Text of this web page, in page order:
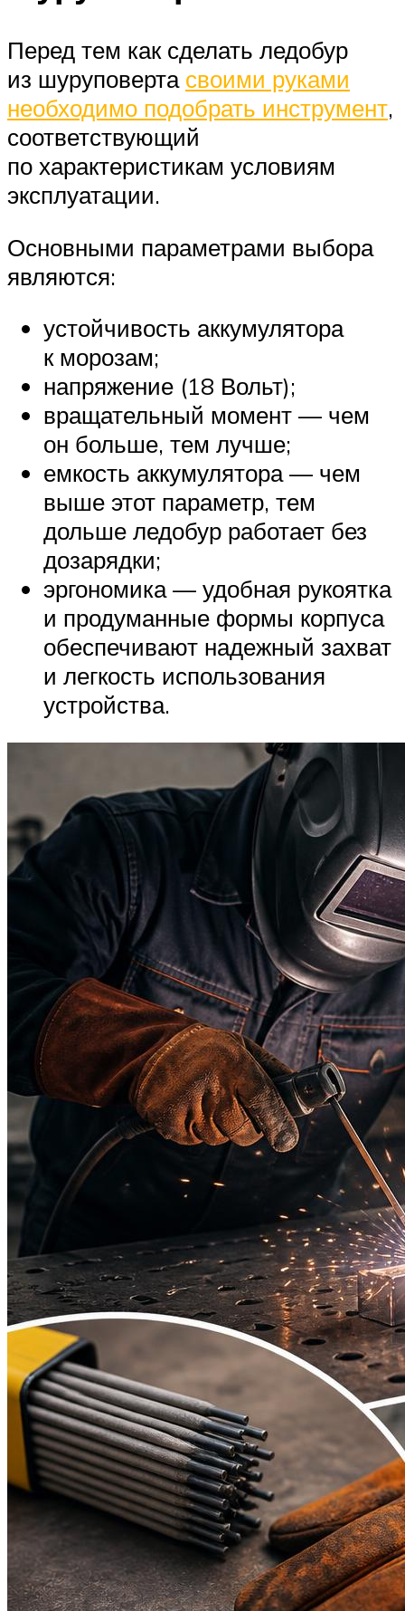
Перед тем как сделать ледобур
из шуруповерта своими руками
необходимо подобрать инструмент,
соответствующий
по характеристикам условиям
эксплуатации.
Основными параметрами выбора
являются:
устойчивость аккумулятора
к морозам;
напряжение (18 Вольт);
вращательный момент — чем
он больше, тем лучше;
емкость аккумулятора — чем
выше этот параметр, тем
дольше ледобур работает без
дозарядки;
эргономика — удобная рукоятка
и продуманные формы корпуса
обеспечивают надежный захват
и легкость использования
устройства.